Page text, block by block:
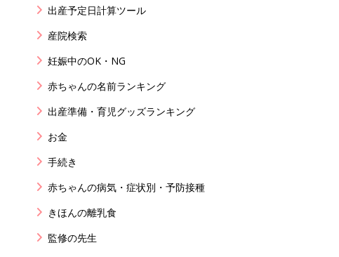
出産予定日計算ツール
産院検索
妊娠中のOK・NG
赤ちゃんの名前ランキング
出産準備・育児グッズランキング
お金
手続き
赤ちゃんの病気・症状別・予防接種
きほんの離乳食
監修の先生